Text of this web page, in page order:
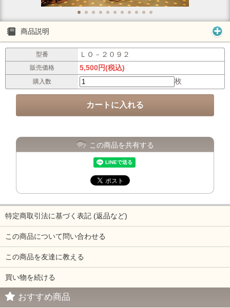
商品説明
型番 ＬＯ－２０９２
販売価格 5,500円(税込)
購入数 枚
この商品を共有する
特定商取引法に基づく表記 (返品など)
この商品について問い合わせる
この商品を友達に教える
買い物を続ける
おすすめ商品